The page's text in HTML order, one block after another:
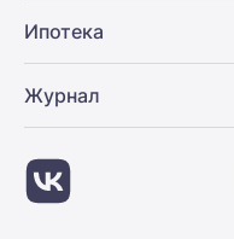
Ипотека
Журнал